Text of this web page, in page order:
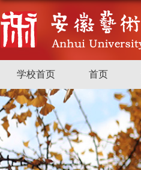
学校首页 首页